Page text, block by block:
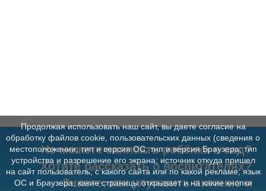
Не можете записать ребёнка в сад?
Хотите рассказать о воспитателях?
Знаете, как улучшить питание и
Продолжая использовать наш сайт, вы даете согласие на
обработку файлов cookie, пользовательских данных (сведения о
местоположении; тип и версия ОС; тип и версия Браузера; тип
устройства и разрешение его экрана; источник откуда пришел
на сайт пользователь; с какого сайта или по какой рекламе; язык
ОС и Браузера; какие страницы открывает и на какие кнопки